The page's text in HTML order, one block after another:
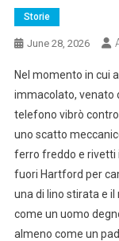
Storie
June 28, 2026
Nel momento in cui
immacolato, venato
telefono vibrò
uno scatto
ferro freddo e rivetti
fuori Hartford per
una di lino stirata e
come un uomo
almeno come un